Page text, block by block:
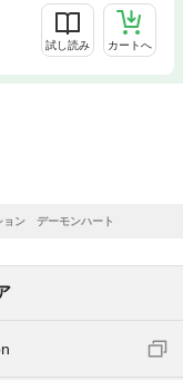
試し読み カートへ
ョン デーモンハート